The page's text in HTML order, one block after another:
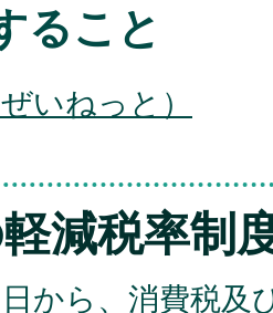
ること
いねっと）
減税率制
から、消費税及